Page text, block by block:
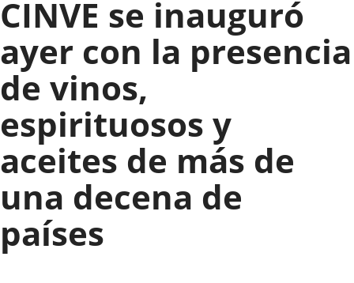
Valladolid
CINVE se inauguró
ayer con la presencia
de vinos,
espirituosos y
aceites de más de
una decena de
países